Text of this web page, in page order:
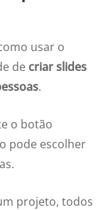
usar o
de criar slides
.
o botão
pode escolher
projeto, todos